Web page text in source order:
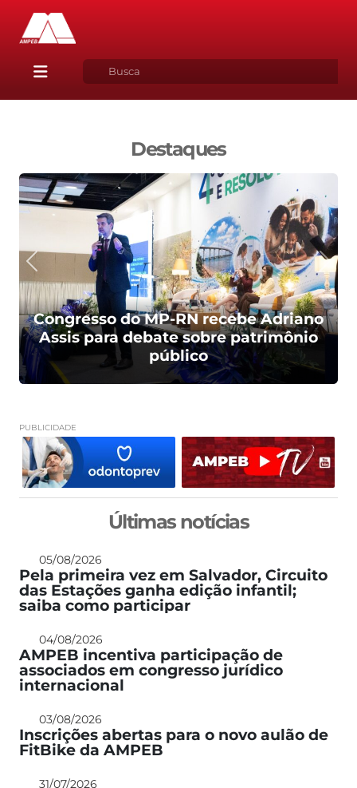
Destaques
Congresso do MP-RN recebe Adriano
Assis para debate sobre patrimônio
público
PUBLICIDADE
Últimas notícias
05/08/2026
Pela primeira vez em Salvador, Circuito
das Estações ganha edição infantil;
saiba como participar
04/08/2026
AMPEB incentiva participação de
associados em congresso jurídico
internacional
03/08/2026
Inscrições abertas para o novo aulão de
FitBike da AMPEB
31/07/2026